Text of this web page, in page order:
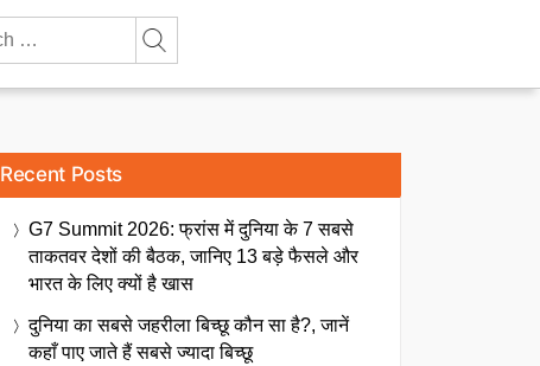
Recent Posts
G7 Summit 2026: फ्रांस में दुनिया के 7 सबसे
ताकतवर देशों की बैठक, जानिए 13 बड़े फैसले और
भारत के लिए क्यों है खास
दुनिया का सबसे जहरीला बिच्छू कौन सा है?, जानें
कहाँ पाए जाते हैं सबसे ज्यादा बिच्छू